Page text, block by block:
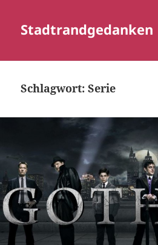
Stadtrandgedanken
Schlagwort:Serie